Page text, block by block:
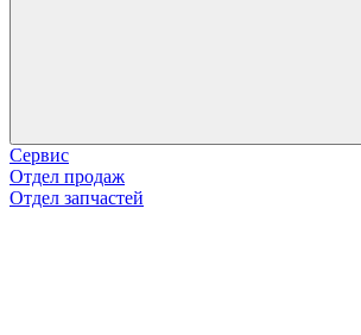
Сервис
Отдел продаж
Отдел запчастей